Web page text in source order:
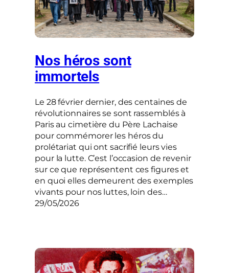
Nos héros sont
immortels
Le 28 février dernier, des centaines de
révolutionnaires se sont rassemblés à
Paris au cimetière du Père Lachaise
pour commémorer les héros du
prolétariat qui ont sacrifié leurs vies
pour la lutte. C’est l’occasion de revenir
sur ce que représentent ces figures et
en quoi elles demeurent des exemples
vivants pour nos luttes, loin des…
29/05/2026